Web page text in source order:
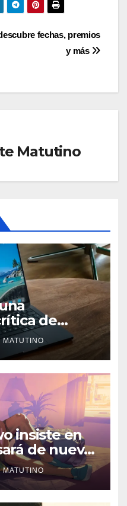
fechas, premios
y más
Matutino
de
tu Mac
MATUTINO
insiste en
de nuevo
MATUTINO